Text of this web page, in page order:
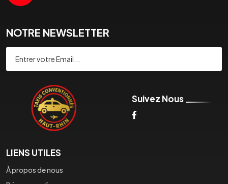
NOTRE NEWSLETTER
Suivez Nous
LIENS UTILES
À propos de nous